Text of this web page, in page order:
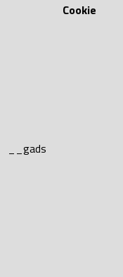
Cookie
__gads